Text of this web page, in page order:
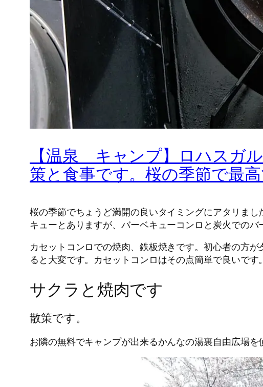
【温泉 キャンプ】ロハスガ
策と食事です。桜の季節で最高
桜の季節でちょうど満開の良いタイミングにアタリま
キューとありますが、バーベキューコンロと炭火でのバ
カセットコンロでの焼肉、鉄板焼きです。初心者の方
ると大変です。カセットコンロはその点簡単で良い
サクラと焼肉です
散策です。
お隣の無料でキャンプが出来るかんなの湯裏自由広場を